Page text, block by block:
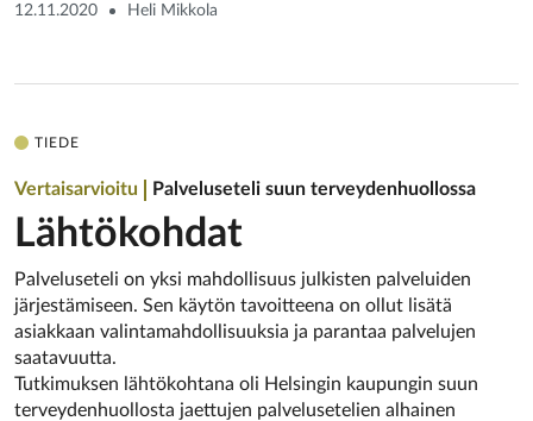
12.11.2020 Heli Mikkola
TIEDE
Vertaisarvioitu Palveluseteli suun terveydenhuollossa
Lähtökohdat
Palveluseteli on yksi mahdollisuus julkisten palveluiden
järjestämiseen. Sen käytön tavoitteena on ollut lisätä
asiakkaan valintamahdollisuuksia ja parantaa palvelujen
saatavuutta.
Tutkimuksen lähtökohtana oli Helsingin kaupungin suun
terveydenhuollosta jaettujen palvelusetelien alhainen